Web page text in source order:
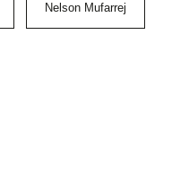
Nelson Mufarrej